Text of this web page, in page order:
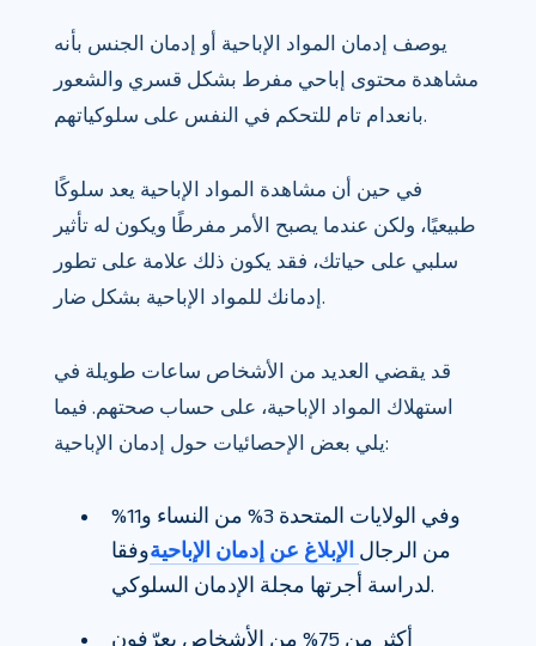
يوصف إدمان المواد الإباحية أو إدمان الجنس بأنه
مشاهدة محتوى إباحي مفرط بشكل قسري والشعور
بانعدام تام للتحكم في النفس على سلوكياتهم.
في حين أن مشاهدة المواد الإباحية يعد سلوكًا
طبيعيًا، ولكن عندما يصبح الأمر مفرطًا ويكون له تأثير
سلبي على حياتك، فقد يكون ذلك علامة على تطور
إدمانك للمواد الإباحية بشكل ضار.
قد يقضي العديد من الأشخاص ساعات طويلة في
استهلاك المواد الإباحية، على حساب صحتهم. فيما
يلي بعض الإحصائيات حول إدمان الإباحية:
وفي الولايات المتحدة 3% من النساء و11%
من الرجال الإبلاغ عن إدمان الإباحيةوفقا
لدراسة أجرتها مجلة الإدمان السلوكي.
أكثر من 75% من الأشخاص يعرّفون